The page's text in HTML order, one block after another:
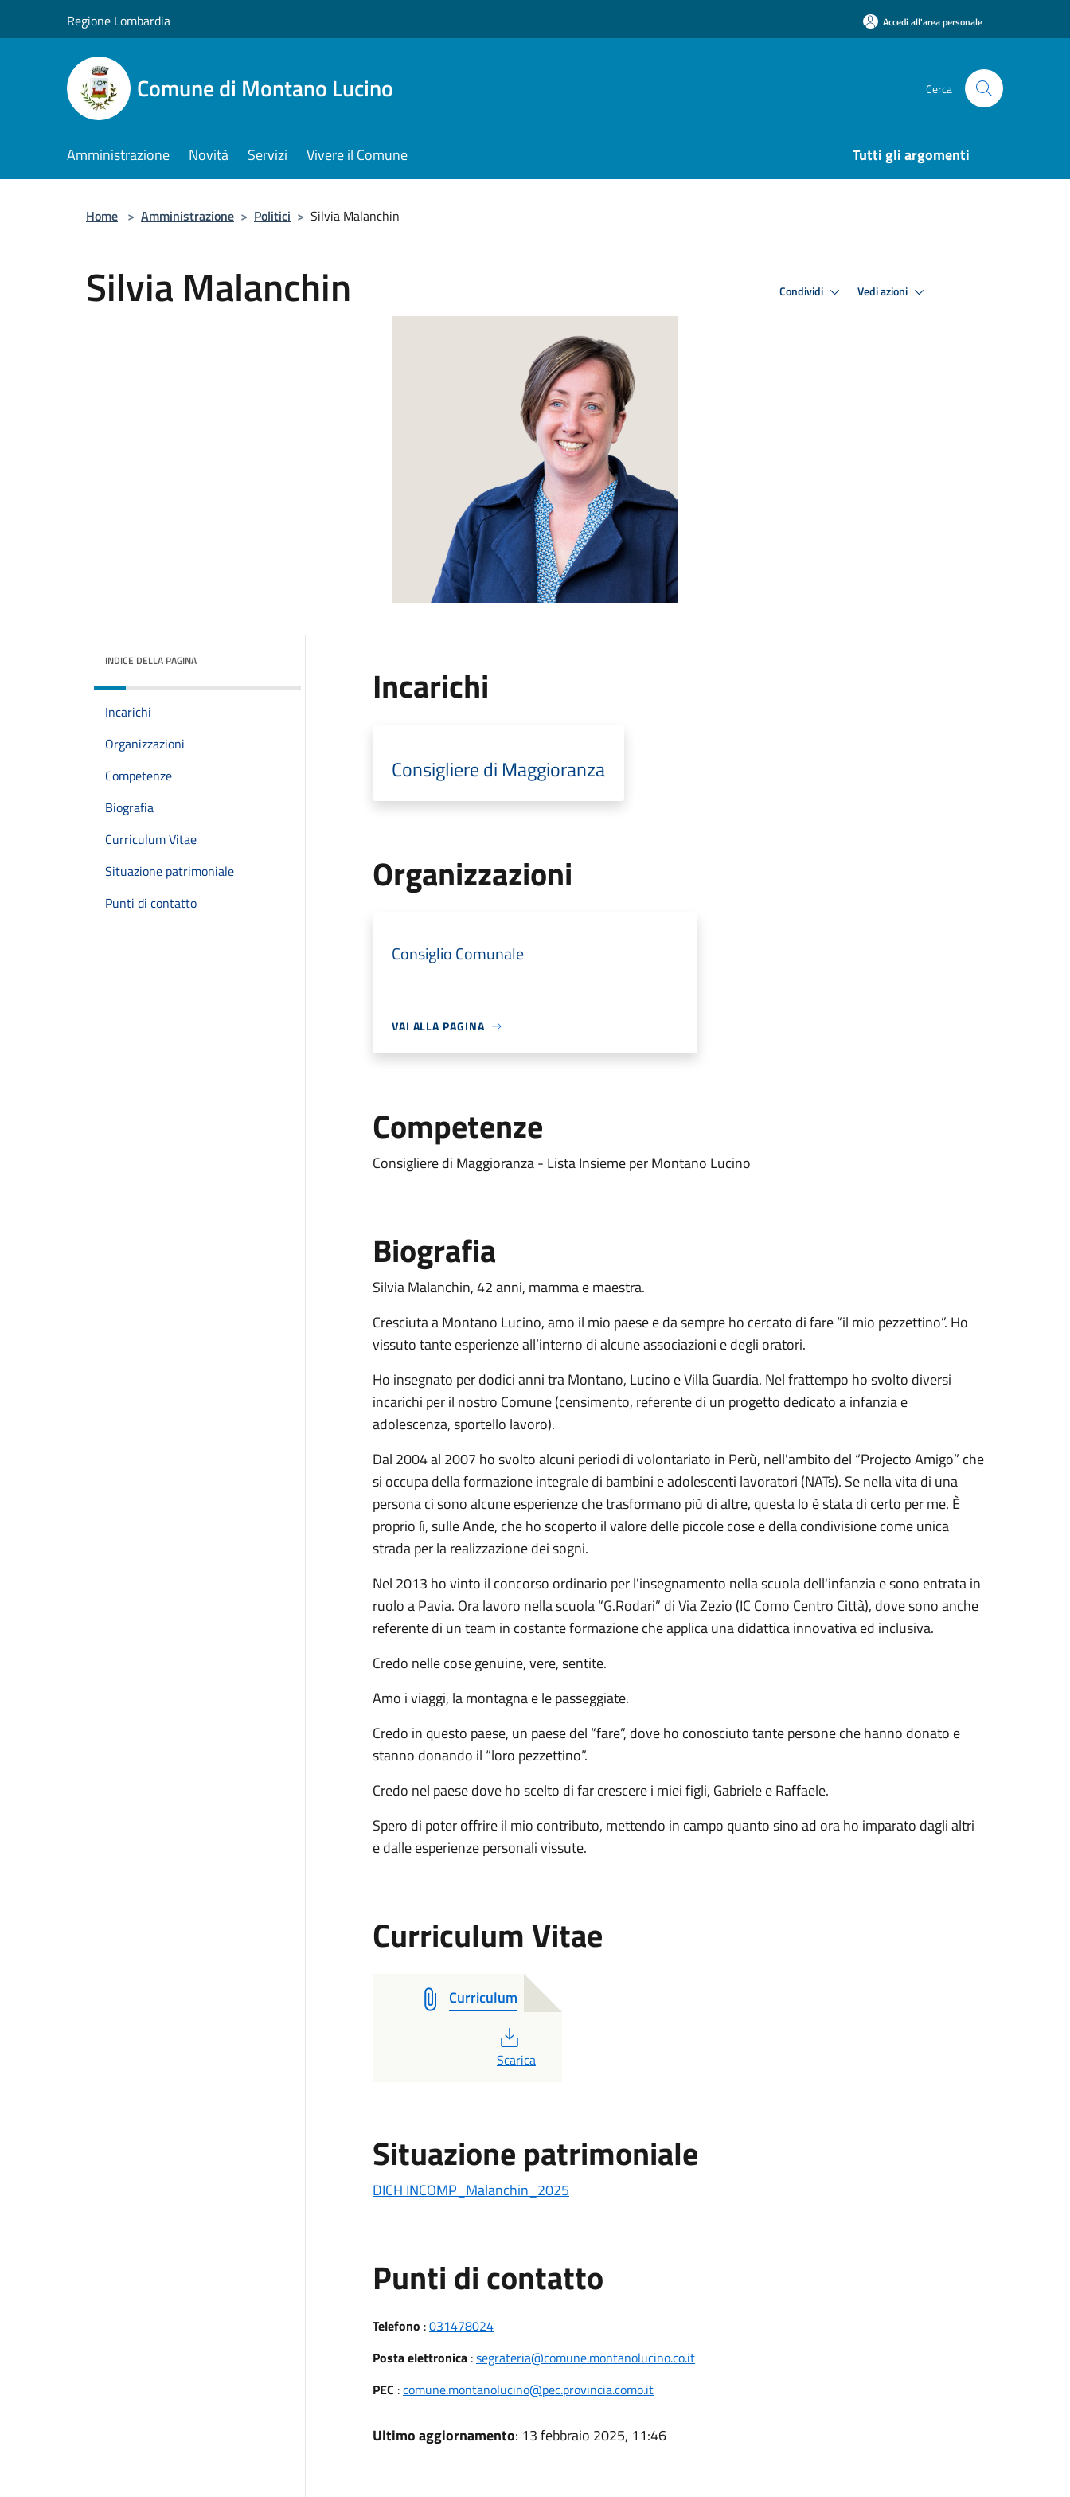
Regione Lombardia Accedi all'area personale
Comune di Montano Lucino Cerca
Amministrazione Novità Servizi Vivere il Comune Tutti gli argomenti
Home > Amministrazione > Politici > Silvia Malanchin
Silvia Malanchin Condividi Vedi azioni
INDICE DELLA PAGINA
Incarichi
Organizzazioni
Competenze
Biografia
Curriculum Vitae
Situazione patrimoniale
Punti di contatto
Incarichi
Consigliere di Maggioranza
Organizzazioni
Consiglio Comunale
VAI ALLA PAGINA
Competenze
Consigliere di Maggioranza - Lista Insieme per Montano Lucino
Biografia
Silvia Malanchin, 42 anni, mamma e maestra.
Cresciuta a Montano Lucino, amo il mio paese e da sempre ho cercato di fare “il mio pezzettino”. Ho
vissuto tante esperienze all’interno di alcune associazioni e degli oratori.
Ho insegnato per dodici anni tra Montano, Lucino e Villa Guardia. Nel frattempo ho svolto diversi
incarichi per il nostro Comune (censimento, referente di un progetto dedicato a infanzia e
adolescenza, sportello lavoro).
Dal 2004 al 2007 ho svolto alcuni periodi di volontariato in Perù, nell'ambito del “Projecto Amigo” che
si occupa della formazione integrale di bambini e adolescenti lavoratori (NATs). Se nella vita di una
persona ci sono alcune esperienze che trasformano più di altre, questa lo è stata di certo per me. È
proprio lì, sulle Ande, che ho scoperto il valore delle piccole cose e della condivisione come unica
strada per la realizzazione dei sogni.
Nel 2013 ho vinto il concorso ordinario per l'insegnamento nella scuola dell'infanzia e sono entrata in
ruolo a Pavia. Ora lavoro nella scuola “G.Rodari” di Via Zezio (IC Como Centro Città), dove sono anche
referente di un team in costante formazione che applica una didattica innovativa ed inclusiva.
Credo nelle cose genuine, vere, sentite.
Amo i viaggi, la montagna e le passeggiate.
Credo in questo paese, un paese del “fare”, dove ho conosciuto tante persone che hanno donato e
stanno donando il “loro pezzettino”.
Credo nel paese dove ho scelto di far crescere i miei figli, Gabriele e Raffaele.
Spero di poter offrire il mio contributo, mettendo in campo quanto sino ad ora ho imparato dagli altri
e dalle esperienze personali vissute.
Curriculum Vitae
Curriculum
PDF
Scarica
Situazione patrimoniale
DICH INCOMP_Malanchin_2025
Punti di contatto
Telefono :031478024
Posta elettronica:segrateria@comune.montanolucino.co.it
PEC :comune.montanolucino@pec.provincia.como.it
Ultimo aggiornamento: 13 febbraio 2025, 11:46